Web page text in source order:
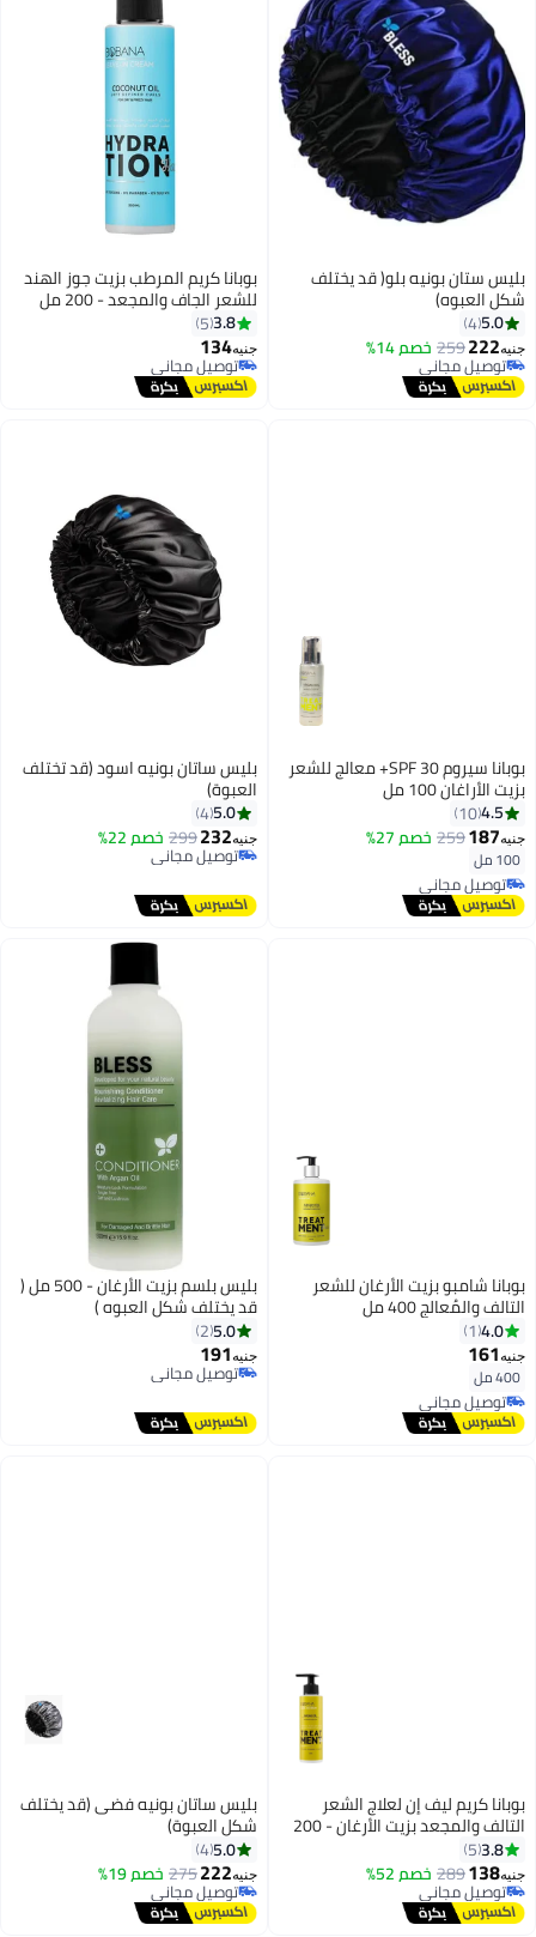
بليس ستان بونيه بلو( قد يختلف
شكل العبوه)
5.0
4
جنيه222
259 خصم 14%
توصيل مجاني
توصيل مجاني
بوبانا كريم المرطب بزيت جوز الهند
للشعر الجاف والمجعد - 200 مل
3.8
5
جنيه134
توصيل مجاني
توصيل مجاني
بوبانا سيروم SPF 30+ معالج للشعر
بزيت الأراغان 100 مل
4.5
10
جنيه187
259 خصم 27%
100 مل
توصيل مجاني
توصيل مجاني
بليس ساتان بونيه اسود (قد تختلف
العبوة)
5.0
4
جنيه232
299 خصم 22%
توصيل مجاني
توصيل مجاني
بوبانا شامبو بزيت الأرغان للشعر
التالف والمُعالج 400 مل
4.0
1
جنيه161
400 مل
توصيل مجاني
توصيل مجاني
بليس بلسم بزيت الأرغان - 500 مل (
قد يختلف شكل العبوه )
5.0
2
جنيه191
توصيل مجاني
بوبانا كريم ليف إن لعلاج الشعر
التالف والمجعد بزيت الأرغان - 200
مل3.8
5
جنيه138
289 خصم 52%
توصيل مجاني
توصيل مجاني
بليس ساتان بونيه فضى (قد يختلف
شكل العبوة)
5.0
4
جنيه222
275 خصم 19%
توصيل مجاني
توصيل مجاني